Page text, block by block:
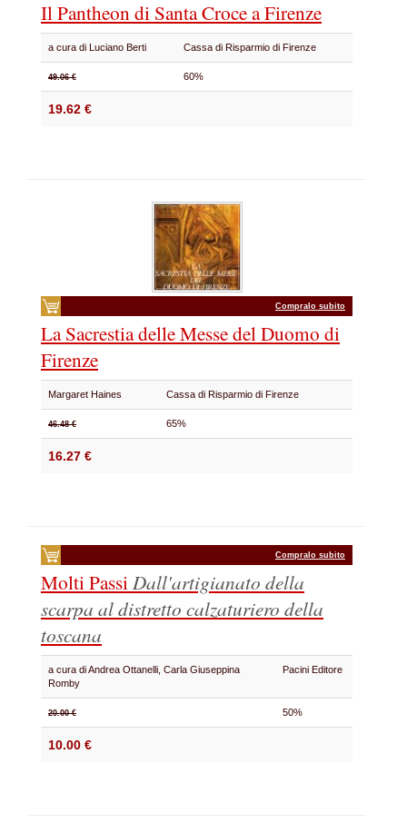
Il Pantheon di Santa Croce a Firenze
a cura di Luciano Berti Cassa di Risparmio di Firenze
49.06 € 60%
19.62 €
Compralo subito
La Sacrestia delle Messe del Duomo di
Firenze
Margaret Haines Cassa di Risparmio di Firenze
46.48 € 65%
16.27 €
Compralo subito
Molti PassiDall'artigianato della
scarpa al distretto calzaturiero della
toscana
a cura di Andrea Ottanelli, Carla Giuseppina
Romby
Pacini Editore
20.00 € 50%
10.00 €